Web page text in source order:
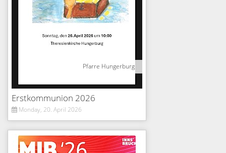
Pfarre Hungerburg
Erstkommunion 2026
Monday, 20. April 2026